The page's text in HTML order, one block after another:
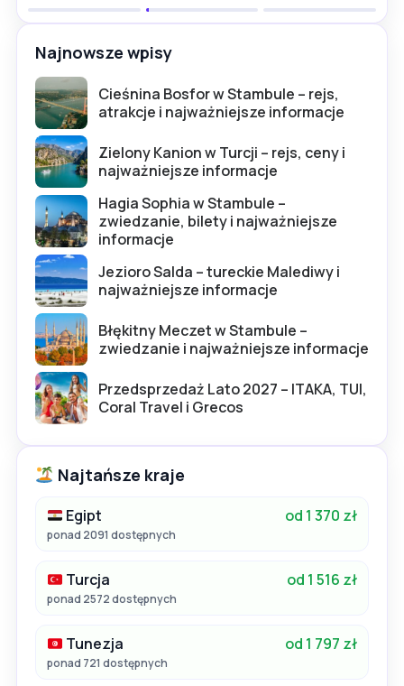
Najnowsze wpisy
Cieśnina Bosfor w Stambule – rejs,
atrakcje i najważniejsze informacje
Zielony Kanion w Turcji – rejs, ceny i
najważniejsze informacje
Hagia Sophia w Stambule –
zwiedzanie, bilety i najważniejsze
informacje
Jezioro Salda – tureckie Malediwy i
najważniejsze informacje
Błękitny Meczet w Stambule –
zwiedzanie i najważniejsze informacje
Przedsprzedaż Lato 2027 – ITAKA, TUI,
Coral Travel i Grecos
Najtańsze kraje
Egipt od 1 370 zł
ponad 2091 dostępnych
Turcja od 1 516 zł
ponad 2572 dostępnych
Tunezja od 1 797 zł
ponad 721 dostępnych